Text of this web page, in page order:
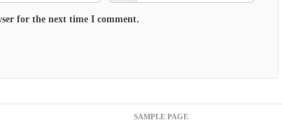
for the next time I comment.
SAMPLE PAGE